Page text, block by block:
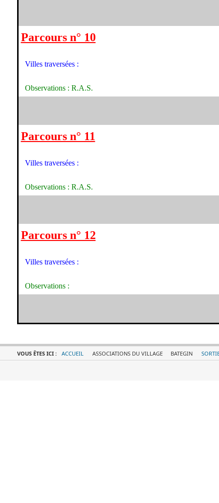
Parcours n° 10
Villes traversées :
Observations : R.A.S.
Parcours n° 11
Villes traversées :
Observations : R.A.S.
Parcours n° 12
Villes traversées :
Observations :
VOUS ÊTES ICI : ACCUEIL ASSOCIATIONS DU VILLAGE BATEGIN